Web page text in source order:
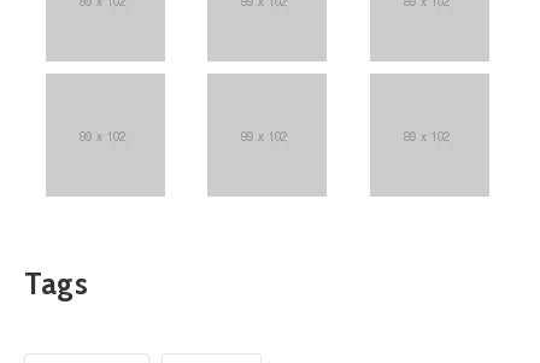
Tags